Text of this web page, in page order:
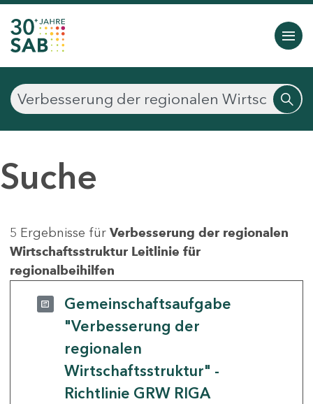
Suche
5 Ergebnisse für Verbesserung der regionalen
Wirtschaftsstruktur Leitlinie für
regionalbeihilfen
Gemeinschaftsaufgabe
"Verbesserung der
regionalen
Wirtschaftsstruktur" -
Richtlinie GRW RIGA